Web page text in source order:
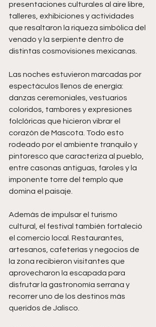
presentaciones culturales al aire libre,
talleres, exhibiciones y actividades
que resaltaron la riqueza simbólica del
venado y la serpiente dentro de
distintas cosmovisiones mexicanas.
Las noches estuvieron marcadas por
espectáculos llenos de energía:
danzas ceremoniales, vestuarios
coloridos, tambores y expresiones
folclóricas que hicieron vibrar el
corazón de Mascota. Todo esto
rodeado por el ambiente tranquilo y
pintoresco que caracteriza al pueblo,
entre casonas antiguas, faroles y la
imponente torre del templo que
domina el paisaje.
Además de impulsar el turismo
cultural, el festival también fortaleció
el comercio local. Restaurantes,
artesanos, cafeterías y negocios de
la zona recibieron visitantes que
aprovecharon la escapada para
disfrutar la gastronomía serrana y
recorrer uno de los destinos más
queridos de Jalisco.